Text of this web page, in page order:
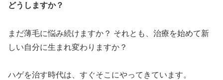
どうしますか？
まだ薄毛に悩み続けますか？ それとも、治療を始めて新
しい自分に生まれ変わりますか？
ハゲを治す時代は、すぐそこにやってきています。